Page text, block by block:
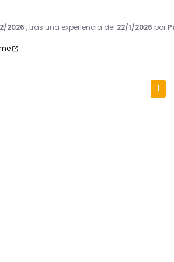
2026 , tras una experiencia del 22/1/2026 por
1